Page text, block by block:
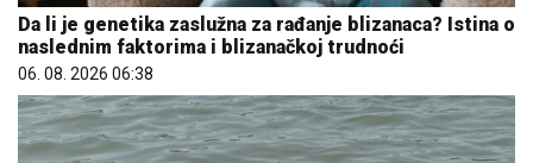
Da li je genetika zaslužna za rađanje blizanaca? Istina o
naslednim faktorima i blizanačkoj trudnoći
06. 08. 2026 06:38